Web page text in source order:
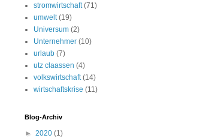
stromwirtschaft (71)
umwelt (19)
Universum (2)
Unternehmer (10)
urlaub (7)
utz claassen (4)
volkswirtschaft (14)
wirtschaftskrise (11)
Blog-Archiv
► 2020 (1)